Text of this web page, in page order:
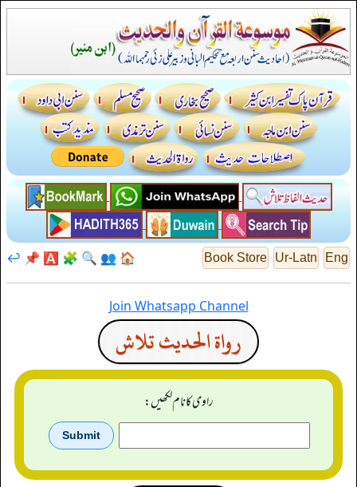
Eng
Ur-Latn
Book Store
🏠
👥
🔍
🧩
🅰️
📌
↩️
Join Whatsapp Channel
رواة الحديث تلاش
راوی کا نام لکھیں: